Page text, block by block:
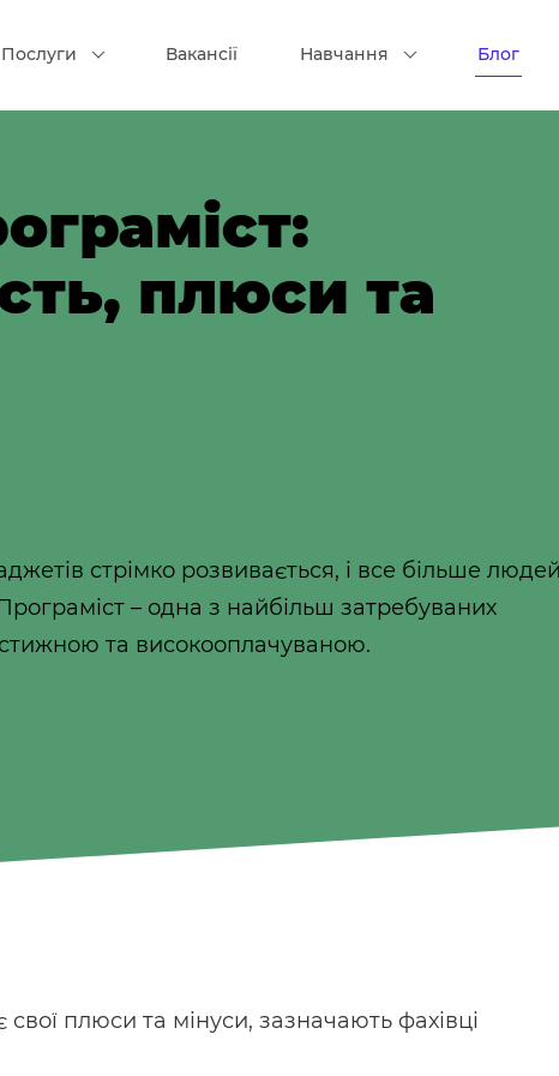
Послуги Вакансії Навчання Блог
плюси та
стрімко розвивається, і все більше
– одна з найбільш затребуваних
та високооплачуваною.
свої плюси та мінуси, зазначають фахівці